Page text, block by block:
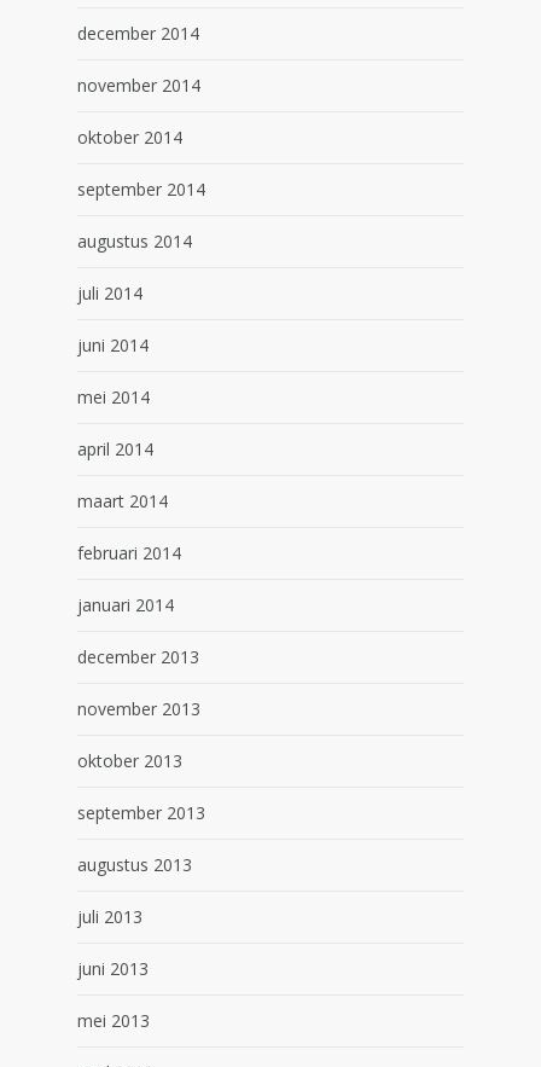
december 2014
november 2014
oktober 2014
september 2014
augustus 2014
juli 2014
juni 2014
mei 2014
april 2014
maart 2014
februari 2014
januari 2014
december 2013
november 2013
oktober 2013
september 2013
augustus 2013
juli 2013
juni 2013
mei 2013